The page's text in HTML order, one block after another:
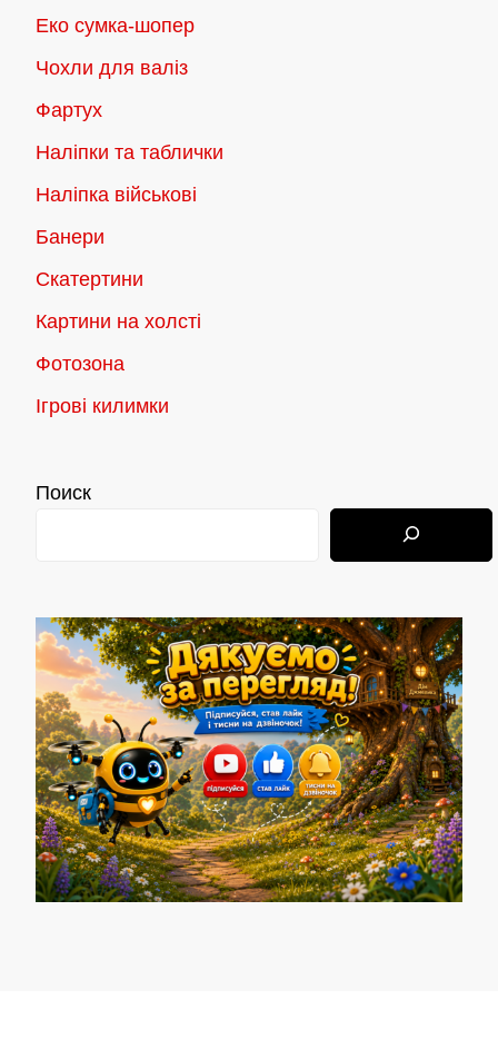
Еко сумка-шопер
Чохли для валіз
Фартух
Наліпки та таблички
Наліпка військові
Банери
Скатертини
Картини на холсті
Фотозона
Ігрові килимки
Поиск